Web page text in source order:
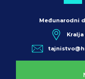
Međunarodni